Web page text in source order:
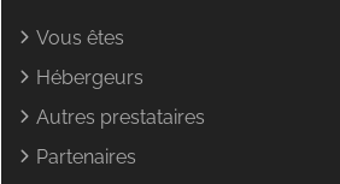
Vous êtes
Hébergeurs
Autres prestataires
Partenaires